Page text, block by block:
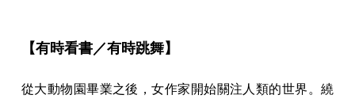
【有時看書／有時跳舞】
從大動物園畢業之後，女作家開始關注人類的世界。繞